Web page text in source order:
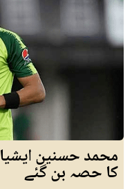
محمد حسنین
کا حصہ بن گئے